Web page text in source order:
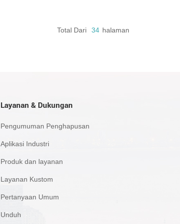
Total Dari 34 Halaman
Layanan & Dukungan
Pengumuman Penghapusan
Aplikasi Industri
Produk dan layanan
Layanan Kustom
Pertanyaan Umum
Unduh